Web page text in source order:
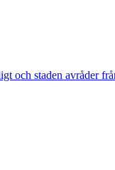
och staden avråder